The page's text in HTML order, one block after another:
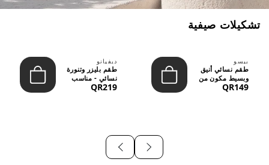
تشكيلات صيفية
بيسو
طقم نسائي أنيق
وبسيط مكون من
قطعتين - تصميم
QR149
ديفيانو
طقم بليزر وتنورة
نسائي - مناسب
للعمل الرسمي
QR219